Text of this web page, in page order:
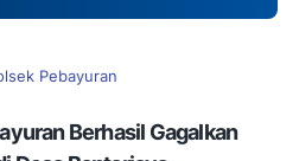
Pebayuran
Berhasil Gagalkan